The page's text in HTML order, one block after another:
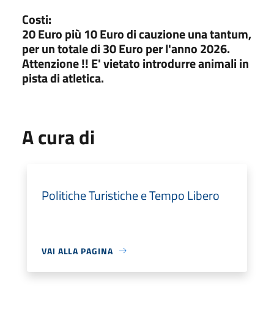
Costi:
20 Euro più 10 Euro di cauzione una tantum,
per un totale di 30 Euro per l'anno 2026.
Attenzione !! E' vietato introdurre animali in
pista di atletica.
A cura di
Politiche Turistiche e Tempo Libero
VAI ALLA PAGINA